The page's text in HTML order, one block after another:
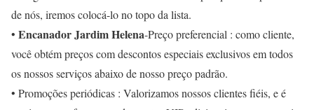
de nós, iremos colocá-lo no topo da lista.
• Encanador Jardim Helena-Preço preferencial : como cliente,
você obtém preços com descontos especiais exclusivos em todos
os nossos serviços abaixo de nosso preço padrão.
• Promoções periódicas : Valorizamos nossos clientes fiéis, e é